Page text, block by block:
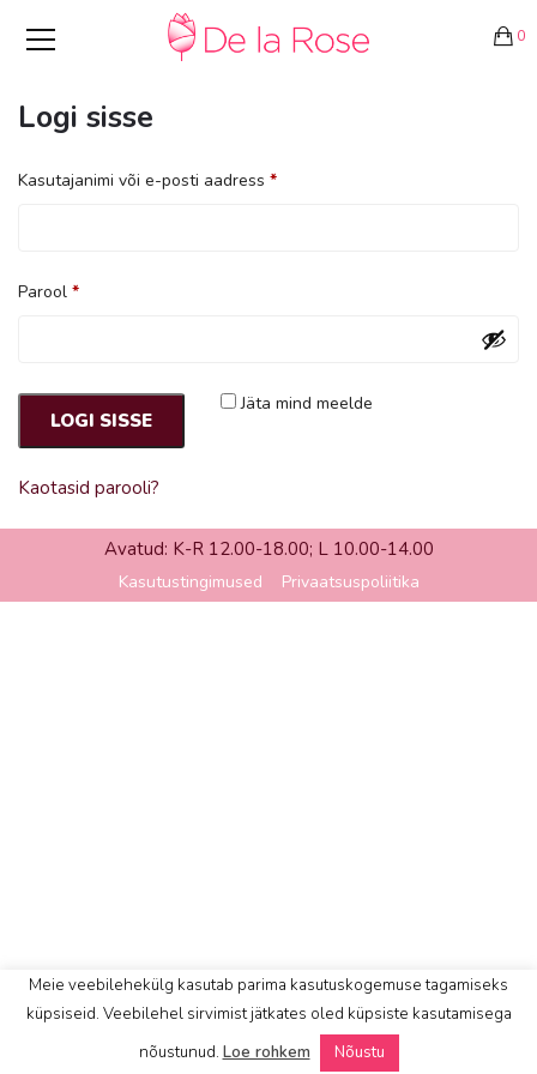
0
Logi sisse
Kasutajanimi või e-posti aadress *
Parool *
Jäta mind meelde
LOGI SISSE
Kaotasid parooli?
Avatud: K-R 12.00-18.00; L 10.00-14.00
Kasutustingimused Privaatsuspoliitika
Meie veebilehekülg kasutab parima kasutuskogemuse tagamiseks
küpsiseid. Veebilehel sirvimist jätkates oled küpsiste kasutamisega
nõustunud. Loe rohkem Nõustu